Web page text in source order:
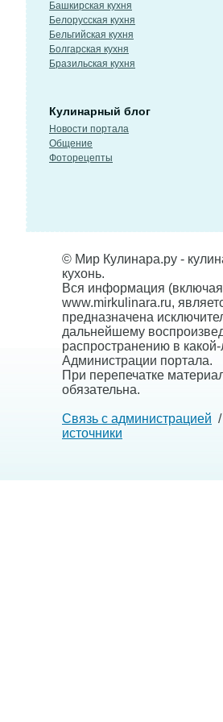
Башкирская кухня
Белорусская кухня
Бельгийская кухня
Болгарская кухня
Бразильская кухня
Кулинарный блог
Новости портала
Общение
Фоторецепты
© Мир Кулинара.ру -
кухонь.
Вся информация
www.mirkulinara.ru,
предназначена
дальнейшему
распространению в
Администрации портала.
При перепечатке
обязательна.
Связь с администрацией /
источники